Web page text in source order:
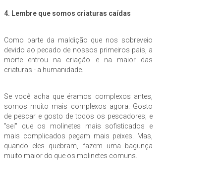
4. Lembre que somos criaturas caídas
Como parte da maldição que nos sobreveio
devido ao pecado de nossos primeiros pais, a
morte entrou na criação e na maior das
criaturas - a humanidade.
Se você acha que éramos complexos antes,
somos muito mais complexos agora. Gosto
de pescar e gosto de todos os pescadores; e
"sei" que os molinetes mais sofisticados e
mais complicados pegam mais peixes. Mas,
quando eles quebram, fazem uma bagunça
muito maior do que os molinetes comuns.